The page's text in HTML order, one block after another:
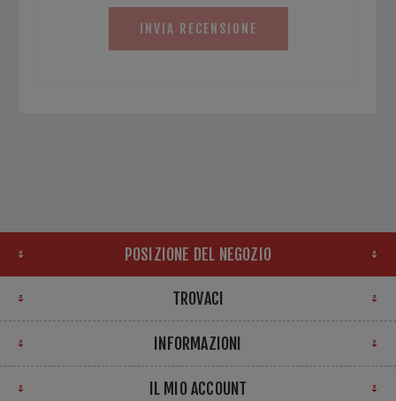
INVIA RECENSIONE
POSIZIONE DEL NEGOZIO
TROVACI
INFORMAZIONI
IL MIO ACCOUNT